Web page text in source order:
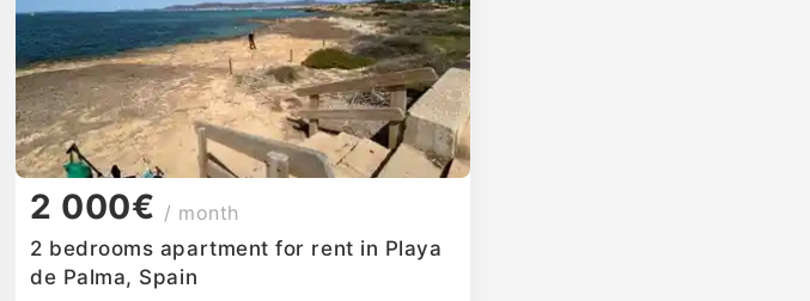
2 000€ / month
2 bedrooms apartment for rent in Playa
de Palma, Spain